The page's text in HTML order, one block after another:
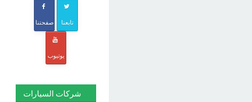
صفحتنا تابعنا
يوتيوب
شركات السيارات